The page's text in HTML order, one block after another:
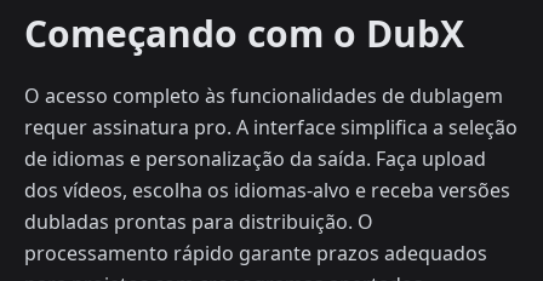
Começando com o DubX
O acesso completo às funcionalidades de dublagem
requer assinatura pro. A interface simplifica a seleção
de idiomas e personalização da saída. Faça upload
dos vídeos, escolha os idiomas-alvo e receba versões
dubladas prontas para distribuição. O
processamento rápido garante prazos adequados